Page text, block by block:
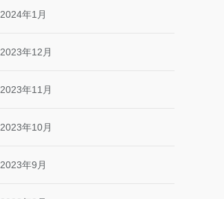
2024年1月
2023年12月
2023年11月
2023年10月
2023年9月